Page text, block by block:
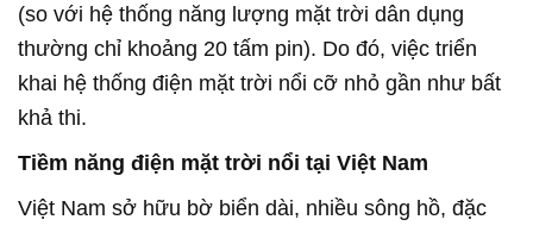
(so với hệ thống năng lượng mặt trời dân dụng
thường chỉ khoảng 20 tấm pin). Do đó, việc triển
khai hệ thống điện mặt trời nổi cỡ nhỏ gần như bất
khả thi.
Tiềm năng điện mặt trời nổi tại Việt Nam
Việt Nam sở hữu bờ biển dài, nhiều sông hồ, đặc